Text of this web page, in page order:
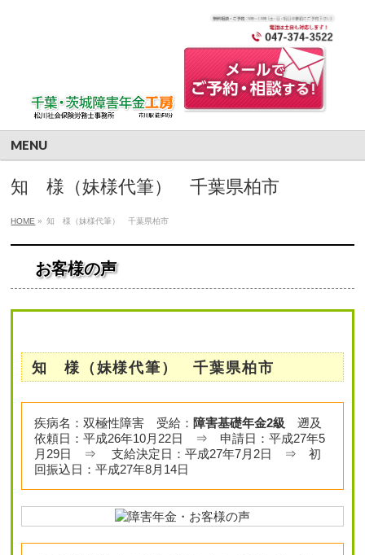
MENU
知 様（妹様代筆） 千葉県柏市
HOME » 知 様（妹様代筆） 千葉県柏市
お客様の声
知 様（妹様代筆） 千葉県柏市
疾病名：双極性障害 受給： 障害基礎年金2級 遡及
依頼日：平成26年10月22日 ⇒ 申請日：平成27年5
月29日 ⇒ 支給決定日：平成27年7月2日 ⇒ 初
回振込日：平成27年8月14日